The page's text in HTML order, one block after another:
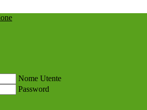
Nome Utente
Password